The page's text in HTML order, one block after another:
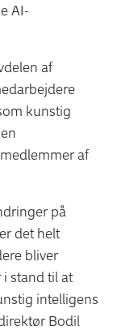
AI-
af
kunstig
af
på
det helt
bliver
stand til at
intelligens
Bodil